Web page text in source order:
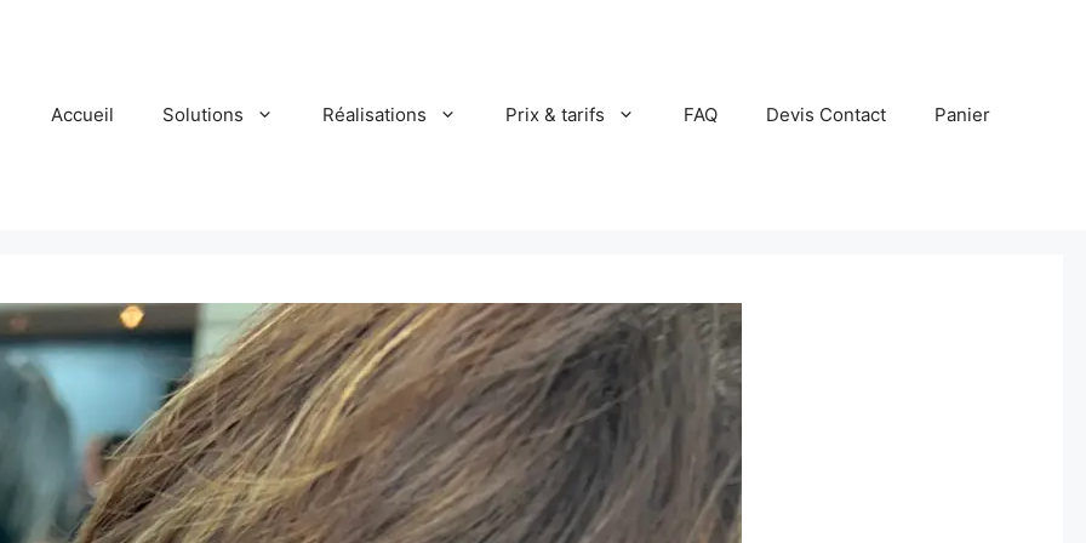
Accueil Solutions Réalisations Prix & tarifs FAQ Devis Contact Panier